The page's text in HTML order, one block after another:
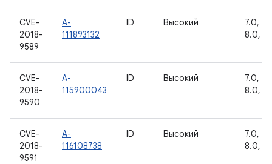
CVE-
2018-
9589
A-
111893132
ID Высокий
7.0,
8.0,
CVE-
2018-
9590
A-
115900043
ID Высокий
7.0,
8.0,
CVE-
2018-
9591
A-
116108738
ID Высокий
7.0,
8.0,